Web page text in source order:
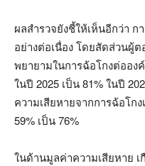
ผลสำรวจยังชี้ให้เห็นอีกว่า
อย่างต่อเนื่อง โดยสัดส่วนผู้
พยายามในการฉ้อโกงต่ออง
ในปี 2025 เป็น 81% ในปี
ความเสียหายจากการฉ้อโก
59% เป็น 76%
ในด้านมูลค่าความเสียหาย